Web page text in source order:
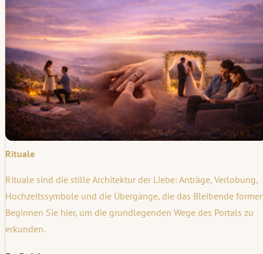
Rituale
Rituale sind die stille Architektur der Liebe: Anträge, Verlobung,
Hochzeitssymbole und die Übergänge, die das Bleibende
Beginnen Sie hier, um die grundlegenden Wege des Portals zu
erkunden.